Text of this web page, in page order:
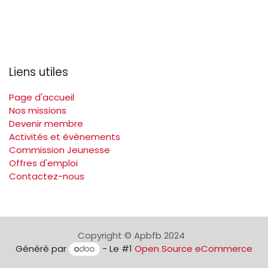
Liens utiles
Page d'accueil
Nos missions
Devenir membre
Activités et évènements
Commission Jeunesse
Offres d'emploi
Contactez-nous
Copyright © Apbfb 2024
Généré par
- Le #1 Open Source eCommerce